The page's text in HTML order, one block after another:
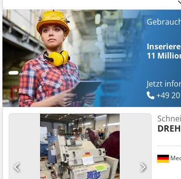
11
Jetzt
+49